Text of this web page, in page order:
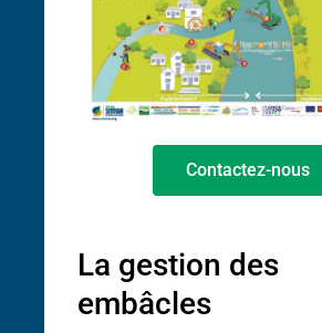
Contactez-nous
La gestion des
embâcles